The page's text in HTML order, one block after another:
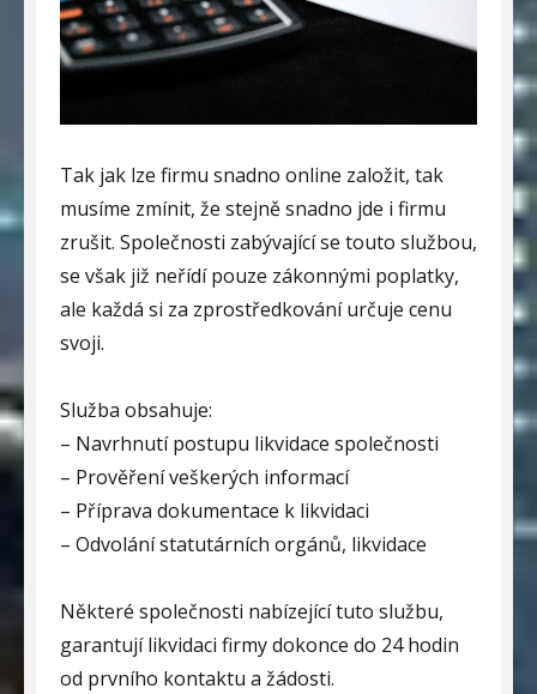
Tak jak lze firmu snadno online založit, tak
musíme zmínit, že stejně snadno jde i firmu
zrušit. Společnosti zabývající se touto službou,
se však již neřídí pouze zákonnými poplatky,
ale každá si za zprostředkování určuje cenu
svoji.
Služba obsahuje:
– Navrhnutí postupu likvidace společnosti
– Prověření veškerých informací
– Příprava dokumentace k likvidaci
– Odvolání statutárních orgánů, likvidace
Některé společnosti nabízející tuto službu,
garantují likvidaci firmy dokonce do 24 hodin
od prvního kontaktu a žádosti.